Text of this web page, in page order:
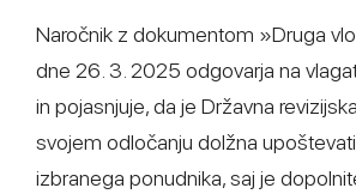
Naročnik z dokumentom »Druga
dne 26. 3. 2025 odgovarja na
in pojasnjuje, da je Državna
svojem odločanju dolžna
izbranega ponudnika, saj je